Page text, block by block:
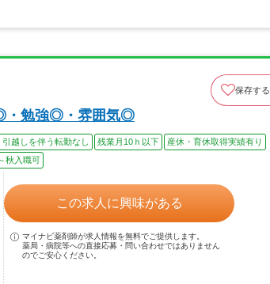
保存する
◎・勉強◎・雰囲気◎
引越しを伴う転勤なし 残業月10ｈ以下
産休・育休取得実績有り
秋入職可
この求人に興味がある
マイナビ薬剤師が求人情報を無料でご提供します。
薬局・病院等への直接応募・問い合わせではありません
のでご安心ください。